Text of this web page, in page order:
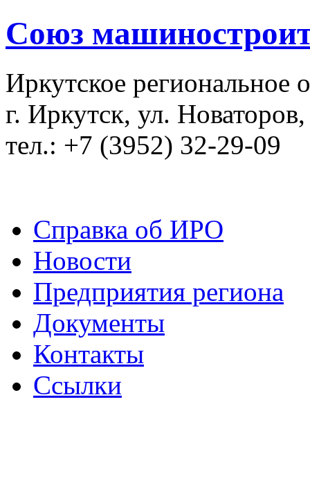
Союз
Иркутское региональное
г. Иркутск, ул.
тел.: +7 (3952) 32-29-09
Справка об ИРО
Новости
Предприятия региона
Документы
Контакты
Ссылки